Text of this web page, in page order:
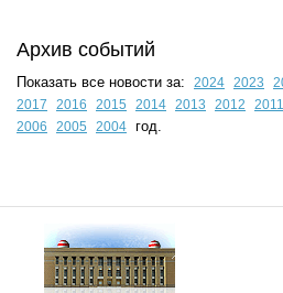
Архив событий
Показать все новости за: 2024 2023
2017
2016 2015 2014 2013 2012 2011
2006
2005 2004 год.